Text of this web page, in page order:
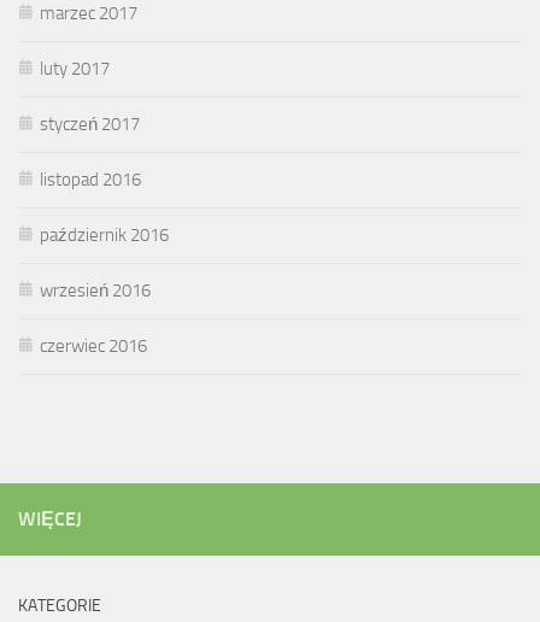
marzec 2017
luty 2017
styczeń 2017
listopad 2016
październik 2016
wrzesień 2016
czerwiec 2016
WIĘCEJ
KATEGORIE